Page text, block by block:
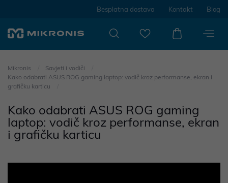
Besplatna dostava Kontakt Blog
Mikronis
Savjeti i vodiči
Kako odabrati ASUS ROG gaming laptop: vodič kroz performanse, ekran i
grafičku karticu
Kako odabrati ASUS ROG gaming
laptop: vodič kroz performanse, ekran
i grafičku karticu